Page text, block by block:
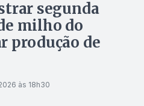
segunda
milho do
produção de
às 18h30